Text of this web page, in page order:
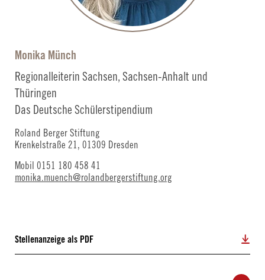
Monika Münch
Regionalleiterin Sachsen, Sachsen-Anhalt und
Thüringen
Das Deutsche Schülerstipendium
Roland Berger Stiftung
Krenkelstraße 21, 01309 Dresden
Mobil 0151 180 458 41
monika.muench@rolandbergerstiftung.org
Stellenanzeige als PDF